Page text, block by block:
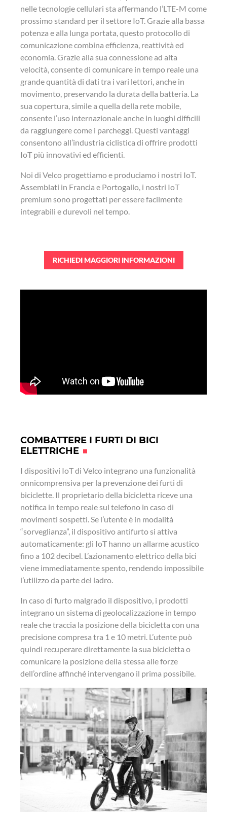
nelle tecnologie cellulari sta affermando l’LTE-M come
prossimo standard per il settore IoT. Grazie alla bassa
potenza e alla lunga portata, questo protocollo di
comunicazione combina efficienza, reattività ed
economia. Grazie alla sua connessione ad alta
velocità, consente di comunicare in tempo reale una
grande quantità di dati tra i vari lettori, anche in
movimento, preservando la durata della batteria. La
sua copertura, simile a quella della rete mobile,
consente l’uso internazionale anche in luoghi difficili
da raggiungere come i parcheggi. Questi vantaggi
consentono all’industria ciclistica di offrire prodotti
IoT più innovativi ed efficienti.
Noi di Velco progettiamo e produciamo i nostri IoT.
Assemblati in Francia e Portogallo, i nostri IoT
premium sono progettati per essere facilmente
integrabili e durevoli nel tempo.
RICHIEDI MAGGIORI INFORMAZIONI
COMBATTERE I FURTI DI BICI
ELETTRICHE
I dispositivi IoT di Velco integrano una funzionalità
onnicomprensiva per la prevenzione dei furti di
biciclette. Il proprietario della bicicletta riceve una
notifica in tempo reale sul telefono in caso di
movimenti sospetti. Se l’utente è in modalità
“sorveglianza”, il dispositivo antifurto si attiva
automaticamente: gli IoT hanno un allarme acustico
fino a 102 decibel. L’azionamento elettrico della bici
viene immediatamente spento, rendendo impossibile
l’utilizzo da parte del ladro.
In caso di furto malgrado il dispositivo, i prodotti
integrano un sistema di geolocalizzazione in tempo
reale che traccia la posizione della bicicletta con una
precisione compresa tra 1 e 10 metri. L’utente può
quindi recuperare direttamente la sua bicicletta o
comunicare la posizione della stessa alle forze
dell’ordine affinché intervengano il prima possibile.